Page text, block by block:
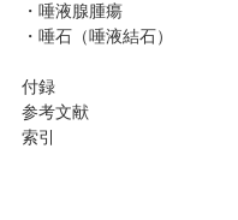
・唾液腺腫瘍
・唾石（唾液結石）
付録
参考文献
索引